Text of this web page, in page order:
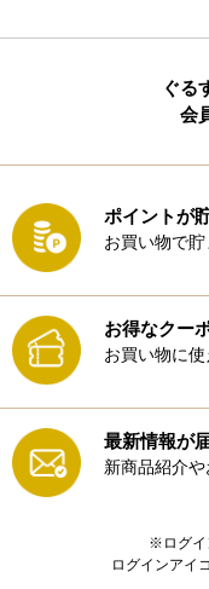
ぐる
会
ポイントが
お買い物で
お得なクー
お買い物に
最新情報が
新商品紹介
※ログイ
ログインアイ